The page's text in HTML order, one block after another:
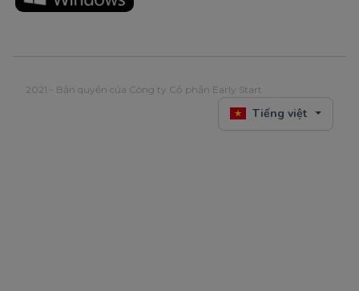
2021 - Bản quyền của Công ty Cổ phần Early Start
Tiếng việt